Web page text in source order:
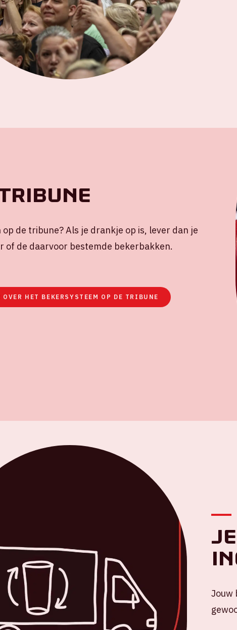
tribune
de tribune? Als je drankje op is, lever dan je
of de daarvoor bestemde bekerbakken.
OVER HET BEKERSYSTEEM OP DE TRIBUNE
Jouw